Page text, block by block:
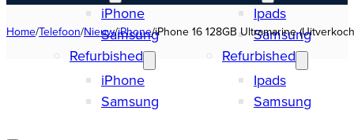
iPhone
Samsung
Refurbished
iPhone
Samsung
Ipads
Samsung
Refurbished
Ipads
Samsung
Home/Telefoon/Nieuw/iPhone/iPhone 16 128GB Ultramarine